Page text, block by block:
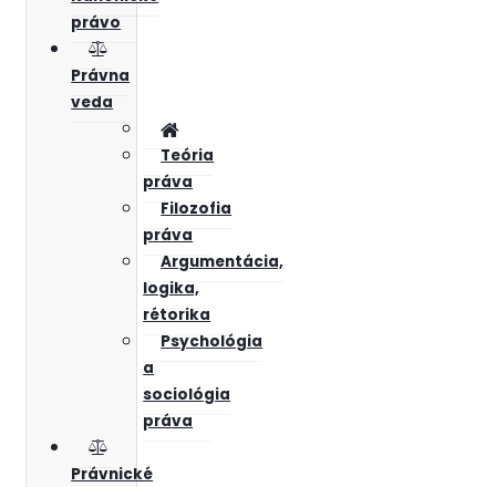
právo
Právna
veda
Teória
práva
Filozofia
práva
Argumentácia,
logika,
rétorika
Psychológia
a
sociológia
práva
Právnické